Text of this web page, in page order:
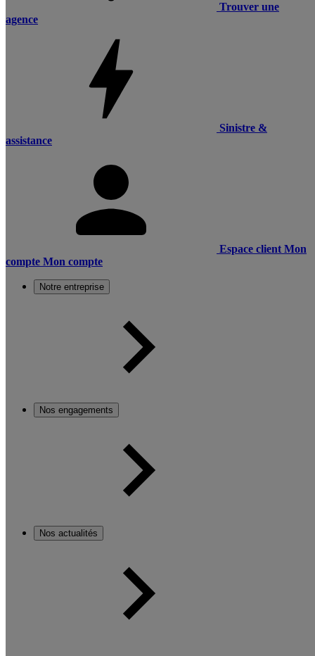
Trouver une
agence
Sinistre &
assistance
Espace client Mon
compte Mon compte
Notre entreprise
Nos engagements
Nos actualités